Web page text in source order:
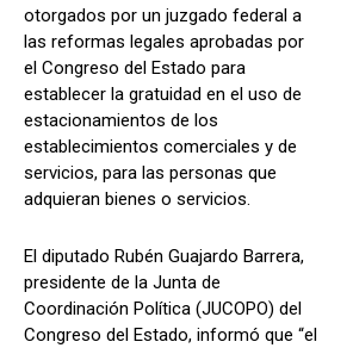
otorgados por un juzgado federal a
las reformas legales aprobadas por
el Congreso del Estado para
establecer la gratuidad en el uso de
estacionamientos de los
establecimientos comerciales y de
servicios, para las personas que
adquieran bienes o servicios.
El diputado Rubén Guajardo Barrera,
presidente de la Junta de
Coordinación Política (JUCOPO) del
Congreso del Estado, informó que “el